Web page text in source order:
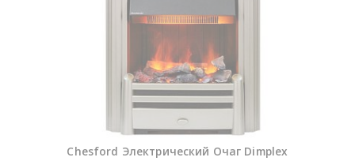
Chesford Электрический Очаг Dimplex